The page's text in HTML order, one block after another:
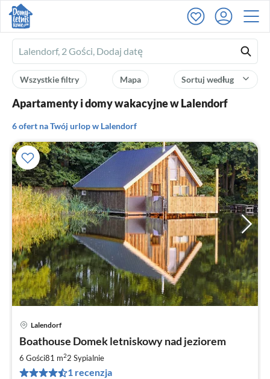
Ferienhausmiete
logo
Sortuj według
Mapa
Wszystkie filtry
Apartamenty i domy wakacyjne w Lalendorf
6 ofert na Twój urlop w Lalendorf
Lalendorf
Boathouse Domek letniskowy nad jeziorem
6 Gości81 m22 Sypialnie
1 recenzja